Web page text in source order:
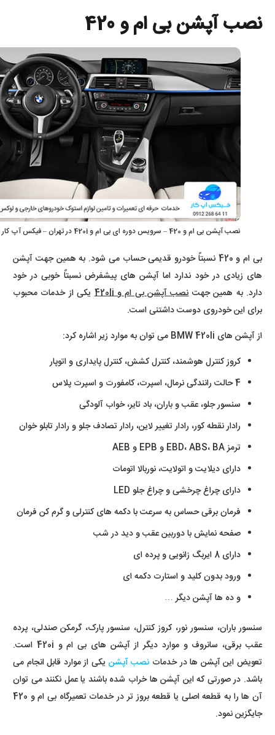
نصب آپشن بی ام و 420
نصب آپشن بی ام و 420 – سرویس دوره ای بی ام و 420i در تهران – فیکس آپ کار
بی ام و 420 نسبتاً خودرو قدیمی حساب می شود. به همین جهت آپشن
های زیادی در خود ندارد اما آپشن های پیشفرض نسبتاً خوبی در خود
دارد. به همین جهتنصب آپشن بی ام و 420li
یکی از خدمات محبوب
برای این خودروی دوست داشتنی است.
از آپشن های BMW 420li می توان به موارد زیر اشاره کرد:
کروز کنترل هوشمند، کنترل کشش، کنترل پایداری و اتوپار
4 حالت رانندگی نرمال، اسپرت، کامفورت و اسپرت پلاس
سنسور جلو، عقب و باران، باد تایر، خواب آلودگی
رادار نقطه کور، رادار تغییر لاین، رادار تصادف جلو و رادار تابلو خوان
ترمز EBD، ABS، BA و EPB و AEB
دارای دیلایت و اتولایت، نوربالا اتومات
دارای چراغ چرخشی و چراغ جلو LED
فرمان برقی حساس به سرعت با دکمه های کنترلی و گرم کن فرمان
صفحه نمایش با دوربین عقب و دید در شب
دارای 8 ایربگ زانویی و پرده ای
ورود بدون کلید و استارت دکمه ای
و ده ها آپشن دیگر …
سنسور باران، سنسور نور، کروز کنترل، سنسور پارک، گرمکن صندلی، پرده
عقب برقی، سانروف و موارد دیگر از آپشن های بی ام و 420i است.
تعویض این آپشن ها در خدمات نصب آپشن یکی از موارد قابل انجام می
باشد. در صورتی که این آپشن ها خراب شده باشند یا عمل نکنند می توان
آن ها را به قطعه اصلی یا قطعه بروز تر در خدمات تعمیرگاه بی ام و 420
جایگزین نمود.